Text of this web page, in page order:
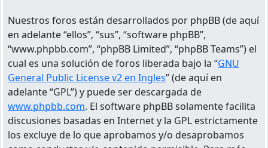
Nuestros foros están desarrollados por phpBB (de aquí
en adelante “ellos”, “sus”, “software phpBB”,
“www.phpbb.com”, “phpBB Limited”, “phpBB Teams”) el
cual es una solución de foros liberada bajo la “GNU
General Public License v2 en Ingles” (de aquí en
adelante “GPL”) y puede ser descargada de
www.phpbb.com. El software phpBB solamente facilita
discusiones basadas en Internet y la GPL estrictamente
los excluye de lo que aprobamos y/o desaprobamos